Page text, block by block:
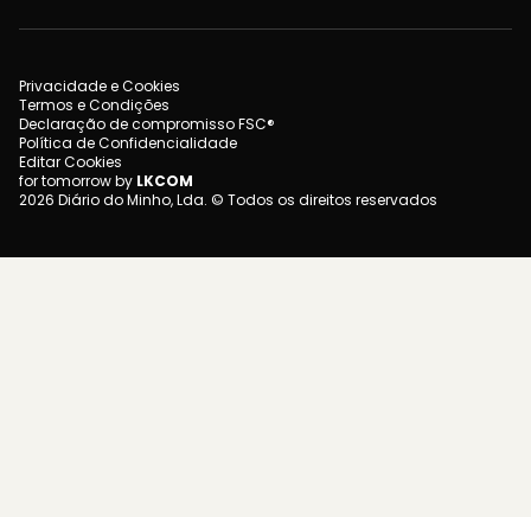
Privacidade e Cookies
Termos e Condições
Declaração de compromisso FSC®
Política de Confidencialidade
Editar Cookies
for tomorrow by LKCOM
2026 Diário do Minho, Lda. © Todos os direitos reservados